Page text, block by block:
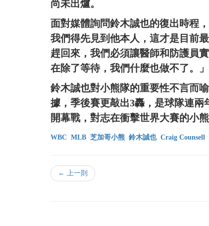
尚未出爐。
面對媒體詢問鈴木誠也的復出時程
我們得先見到他本人，這才是目前
趕回來，我們必須讓醫師和防護員
在除了等待，我們什麼也做不了。」
鈴木誠也對小熊隊的重要性不言而
據，季後賽更敲出3轟，是球隊連
開幕戰，對志在衝擊世界大賽的小
WBC MLB 芝加哥小熊 鈴木誠也 Craig Counsell
← 上一則